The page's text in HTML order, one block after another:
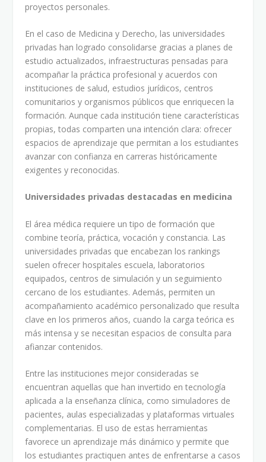
proyectos personales.
En el caso de Medicina y Derecho, las universidades
privadas han logrado consolidarse gracias a planes de
estudio actualizados, infraestructuras pensadas para
acompañar la práctica profesional y acuerdos con
instituciones de salud, estudios jurídicos, centros
comunitarios y organismos públicos que enriquecen la
formación. Aunque cada institución tiene características
propias, todas comparten una intención clara: ofrecer
espacios de aprendizaje que permitan a los estudiantes
avanzar con confianza en carreras históricamente
exigentes y reconocidas.
Universidades privadas destacadas en medicina
El área médica requiere un tipo de formación que
combine teoría, práctica, vocación y constancia. Las
universidades privadas que encabezan los rankings
suelen ofrecer hospitales escuela, laboratorios
equipados, centros de simulación y un seguimiento
cercano de los estudiantes. Además, permiten un
acompañamiento académico personalizado que resulta
clave en los primeros años, cuando la carga teórica es
más intensa y se necesitan espacios de consulta para
afianzar contenidos.
Entre las instituciones mejor consideradas se
encuentran aquellas que han invertido en tecnología
aplicada a la enseñanza clínica, como simuladores de
pacientes, aulas especializadas y plataformas virtuales
complementarias. El uso de estas herramientas
favorece un aprendizaje más dinámico y permite que
los estudiantes practiquen antes de enfrentarse a casos